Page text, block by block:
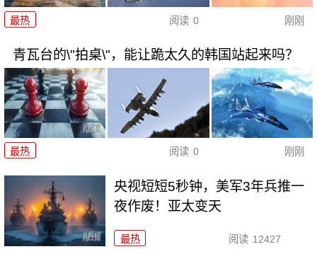
最热 阅读 0 刚刚
青瓦台的\"拍桌\"，能让跪太久的韩国站起来吗？
最热 阅读 0 刚刚
央视短短5秒钟，美军3年兵推一
夜作废！亚太变天
最热 阅读 12427